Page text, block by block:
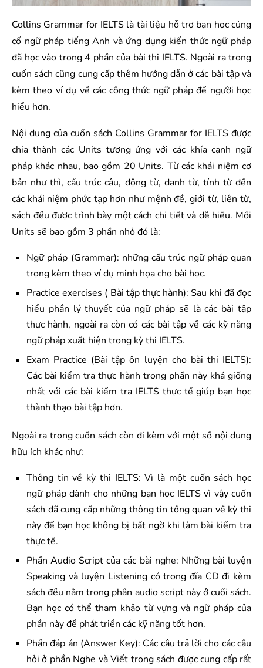
Collins Grammar for IELTS là tài liệu hỗ trợ bạn học củng
cố ngữ pháp tiếng Anh và ứng dụng kiến thức ngữ pháp
đã học vào trong 4 phần của bài thi IELTS. Ngoài ra trong
cuốn sách cũng cung cấp thêm hướng dẫn ở các bài tập và
kèm theo ví dụ về các công thức ngữ pháp để người học
hiểu hơn.
Nội dung của cuốn sách Collins Grammar for IELTS được
chia thành các Units tương ứng với các khía cạnh ngữ
pháp khác nhau, bao gồm 20 Units. Từ các khái niệm cơ
bản như thì, cấu trúc câu, động từ, danh từ, tính từ đến
các khái niệm phức tạp hơn như mệnh đề, giới từ, liên từ,
sách đều được trình bày một cách chi tiết và dễ hiểu. Mỗi
Units sẽ bao gồm 3 phần nhỏ đó là:
Ngữ pháp (Grammar): những cấu trúc ngữ pháp quan
trọng kèm theo ví dụ minh họa cho bài học.
Practice exercises ( Bài tập thực hành): Sau khi đã đọc
hiểu phần lý thuyết của ngữ pháp sẽ là các bài tập
thực hành, ngoài ra còn có các bài tập về các kỹ năng
ngữ pháp xuất hiện trong kỳ thi IELTS.
Exam Practice (Bài tập ôn luyện cho bài thi IELTS):
Các bài kiểm tra thực hành trong phần này khá giống
nhất với các bài kiểm tra IELTS thực tế giúp bạn học
thành thạo bài tập hơn.
Ngoài ra trong cuốn sách còn đi kèm với một số nội dung
hữu ích khác như:
Thông tin về kỳ thi IELTS: Vì là một cuốn sách học
ngữ pháp dành cho những bạn học IELTS vì vậy cuốn
sách đã cung cấp những thông tin tổng quan về kỳ thi
này để bạn học không bị bất ngờ khi làm bài kiểm tra
thực tế.
Phần Audio Script của các bài nghe: Những bài luyện
Speaking và luyện Listening có trong đĩa CD đi kèm
sách đều nằm trong phần audio script này ở cuối sách.
Bạn học có thể tham khảo từ vựng và ngữ pháp của
phần này để phát triển các kỹ năng tốt hơn.
Phần đáp án (Answer Key): Các câu trả lời cho các câu
hỏi ở phần Nghe và Viết trong sách được cung cấp rất